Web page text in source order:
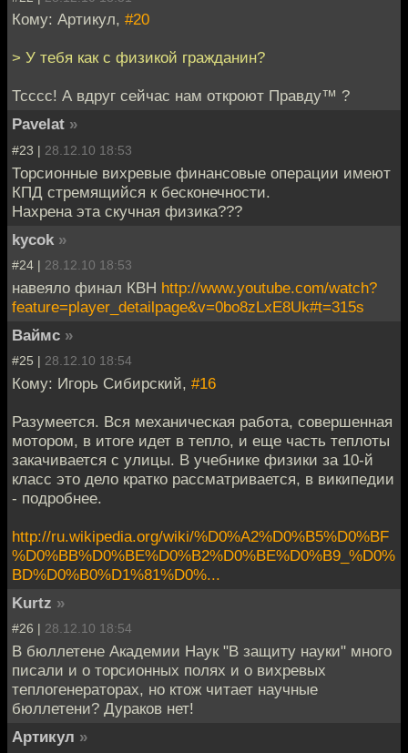
Кому: Артикул, #20
> У тебя как с физикой гражданин?
Тсссс! А вдруг сейчас нам откроют Правду™ ?
Pavelat »
#23 | 28.12.10 18:53
Торсионные вихревые финансовые операции имеют
КПД стремящийся к бесконечности.
Нахрена эта скучная физика???
kycok »
#24 | 28.12.10 18:53
навеяло финал КВН http://www.youtube.com/watch?
feature=player_detailpage&v=0bo8zLxE8Uk#t=315s
Ваймс »
#25 | 28.12.10 18:54
Кому: Игорь Сибирский, #16
Разумеется. Вся механическая работа, совершенная
мотором, в итоге идет в тепло, и еще часть теплоты
закачивается с улицы. В учебнике физики за 10-й
класс это дело кратко рассматривается, в википедии
- подробнее.
http://ru.wikipedia.org/wiki/%D0%A2%D0%B5%D0%BF
%D0%BB%D0%BE%D0%B2%D0%BE%D0%B9_%D0%
BD%D0%B0%D1%81%D0%...
Kurtz »
#26 | 28.12.10 18:54
В бюллетене Академии Наук "В защиту науки" много
писали и о торсионных полях и о вихревых
теплогенераторах, но ктож читает научные
бюллетени? Дураков нет!
Артикул »